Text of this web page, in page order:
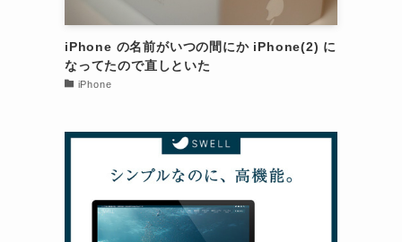
iPhone の名前がいつの間にか iPhone(2) に
なってたので直しといた
iPhone